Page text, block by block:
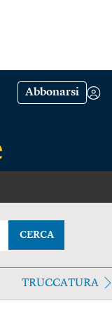
Abbonarsi
CERCA
TRUCCATURA